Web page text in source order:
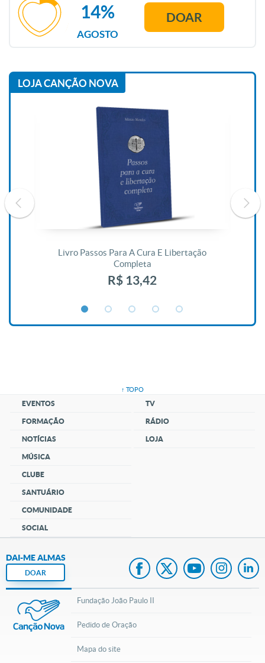
AGOSTO
14% DOAR
LOJA CANÇÃO NOVA
Livro Passos Para A Cura E Libertação
Completa
R$ 13,42
↑ TOPO
EVENTOS
FORMAÇÃO
NOTÍCIAS
MÚSICA
CLUBE
SANTUÁRIO
COMUNIDADE
SOCIAL
TV
RÁDIO
LOJA
DAI-ME ALMAS
DOAR
Fundação João Paulo II
Pedido de Oração
Mapa do site